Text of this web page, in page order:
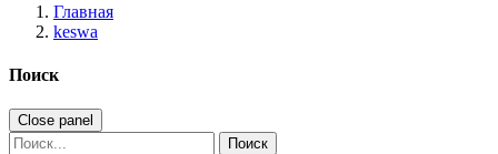
Главная
keswa
Поиск
Close panel
Поиск